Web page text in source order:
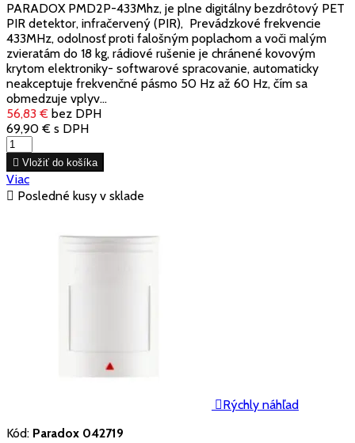
PARADOX PMD2P-433Mhz, je plne digitálny bezdrôtový PET
PIR detektor, infračervený (PIR), Prevádzkové frekvencie
433MHz, odolnosť proti falošným poplachom a voči malým
zvieratám do 18 kg, rádiové rušenie je chránené kovovým
krytom elektroniky- softwarové spracovanie, automaticky
neakceptuje frekvenčné pásmo 50 Hz až 60 Hz, čím sa
obmedzuje vplyv...
56,83 € bez DPH
69,90 € s DPH
 Vložiť do košíka
Viac
 Posledné kusy v sklade
Rýchly náhľad
Kód: Paradox 042719